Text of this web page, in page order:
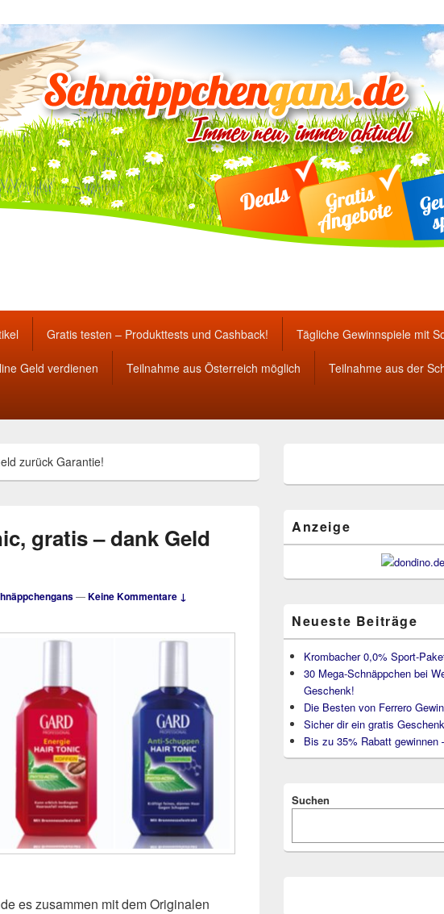
Gewinnspiele und Angebote
Gratis testen – Produkttests und Cashback! Tägliche Gewinnspiele mit
Geld verdienen Teilnahme aus Österreich möglich Teilnahme aus der
zurück Garantie!
gratis – dank Geld
—Keine Kommentare ↓
es zusammen mit dem Originalen
Widget-
Anzeige
Neueste Beiträge
Krombacher 0,0% Sport-
30 Mega-Schnäppchen bei
Geschenk!
Die Besten von Ferrero
Sicher dir ein gratis
Bis zu 35% Rabatt gewinnen
Suchen